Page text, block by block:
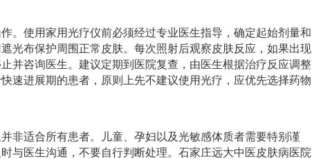
。使用家用光疗仪前必须经过专业医生指导，确定起始剂量和
光布保护周围正常皮肤。每次照射后观察皮肤反应，如果出现
并咨询医生。建议定期到医院复查，由医生根据治疗反应调整
速进展期的患者，原则上先不建议使用光疗，应优先选择药物
非适合所有患者。儿童、孕妇以及光敏感体质者需要特别谨
与医生沟通，不要自行判断处理。石家庄远大中医皮肤病医院